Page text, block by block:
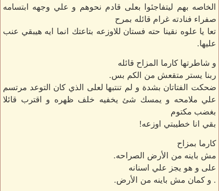
الخاصه بهم ليتفاجئوا بعلى قادم نحوهم و علي وجهه ابتسامه
صفراء فنادته غرام قائله بمرح
تعا يا علوه نقينا حته فستان للاوزعه بتاعتك انما ايه هيبقي عنب
عليها.
و شاطرتها كارما المزاح قائله
ربنا يستر متقعش من الكم بس.
ضحكت الفتاتان بشدة و لم تنتبها لعلى الذي كان التوعد مرتسم
علي ملامحه و يمسك شئ يخفيه خلف ظهره و اقترب قائلا
بغضب مكتوم
بقي انا خطيبتي اوزعه!
كارما بمزاح
مش باينه من الأرض الصراحه.
على و هو يجز علي اسنانه
. و كمان مش باينه من الأرض.